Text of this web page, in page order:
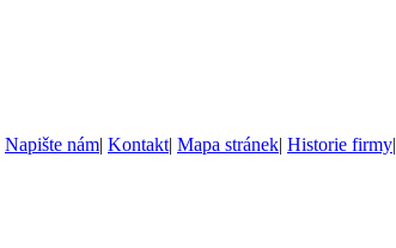
Napište nám| Kontakt| Mapa stránek| Historie firmy|